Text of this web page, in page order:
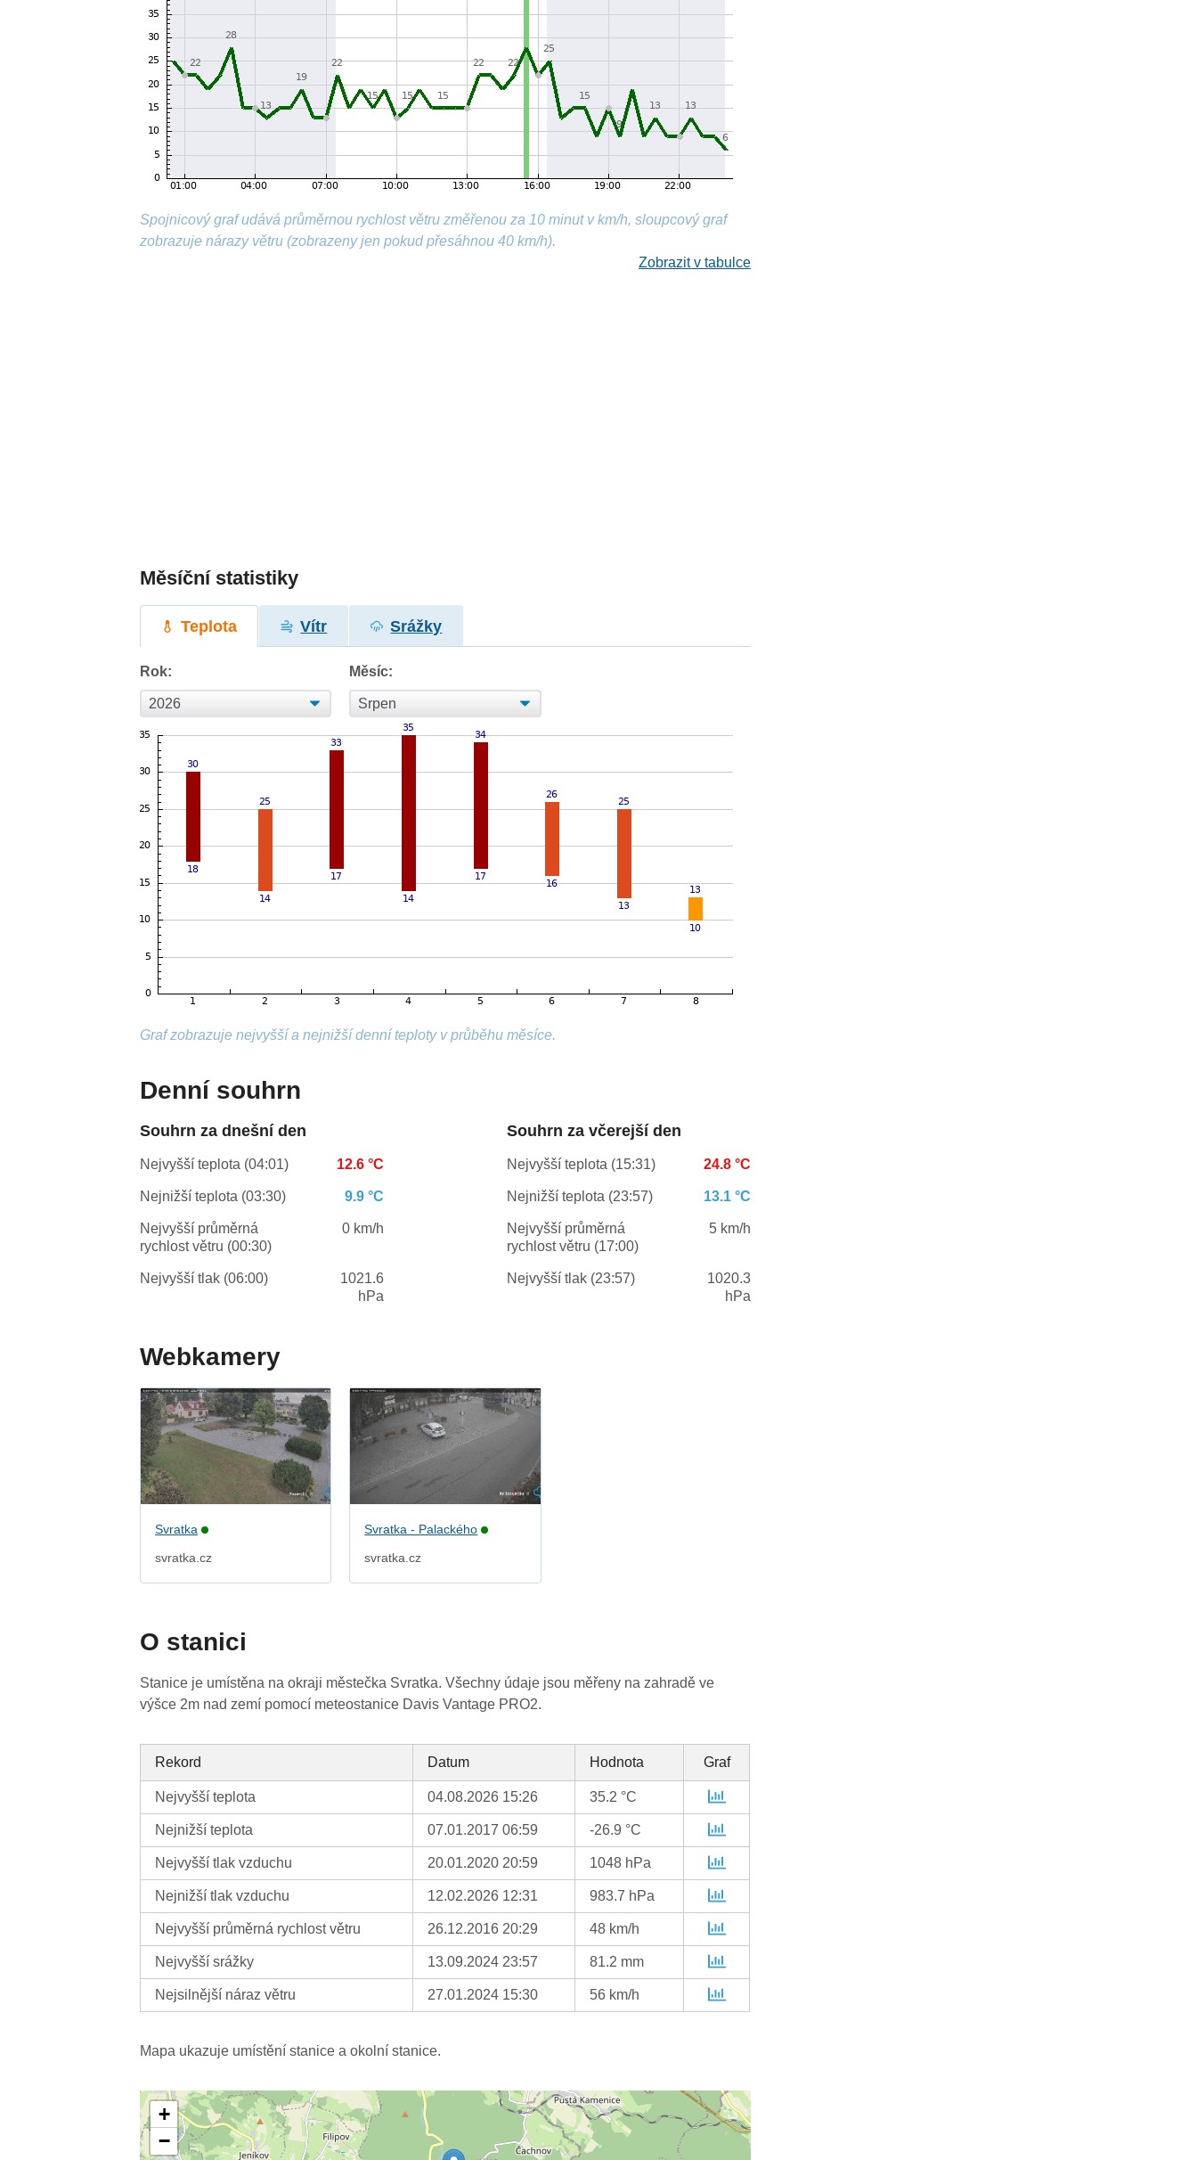
Spojnicový graf udává průměrnou rychlost větru změřenou za 10 minut v km/h, sloupcový graf
zobrazuje nárazy větru (zobrazeny jen pokud přesáhnou 40 km/h).
Zobrazit v tabulce
Měsíční statistiky
Teplota Vítr Srážky
Rok: Měsíc:
Graf zobrazuje nejvyšší a nejnižší denní teploty v průběhu měsíce.
Denní souhrn
Souhrn za dnešní den
Nejvyšší teplota (04:01) 12.6 °C
Nejnižší teplota (03:30) 9.9 °C
Nejvyšší průměrná
rychlost větru (00:30)
0 km/h
Nejvyšší tlak (06:00)
1021.6
hPa
Souhrn za včerejší den
Nejvyšší teplota (15:31) 24.8 °C
Nejnižší teplota (23:57) 13.1 °C
Nejvyšší průměrná
rychlost větru (17:00)
5 km/h
Nejvyšší tlak (23:57)
1020.3
hPa
Webkamery
Svratka
svratka.cz
Svratka - Palackého
svratka.cz
O stanici
Stanice je umístěna na okraji městečka Svratka. Všechny údaje jsou měřeny na zahradě ve
výšce 2m nad zemí pomocí meteostanice Davis Vantage PRO2.
Rekord Datum Hodnota Graf
Nejvyšší teplota 04.08.2026 15:26 35.2 °C
Nejnižší teplota 07.01.2017 06:59 -26.9 °C
Nejvyšší tlak vzduchu 20.01.2020 20:59 1048 hPa
Nejnižší tlak vzduchu 12.02.2026 12:31 983.7 hPa
Nejvyšší průměrná rychlost větru 26.12.2016 20:29 48 km/h
Nejvyšší srážky 13.09.2024 23:57 81.2 mm
Nejsilnější náraz větru 27.01.2024 15:30 56 km/h
Mapa ukazuje umístění stanice a okolní stanice.
+
−